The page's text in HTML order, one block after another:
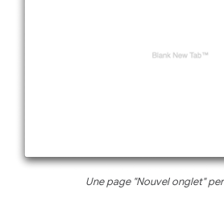
Une page "Nouvel onglet"